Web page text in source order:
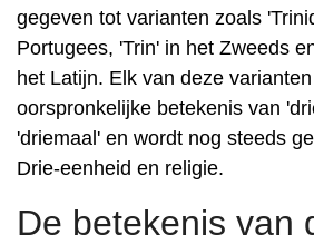
gegeven tot varianten zoals
Portugees, 'Trin' in het Zweeds
het Latijn. Elk van deze
oorspronkelijke betekenis van
'driemaal' en wordt nog steeds
Drie-eenheid en religie.
De betekenis van